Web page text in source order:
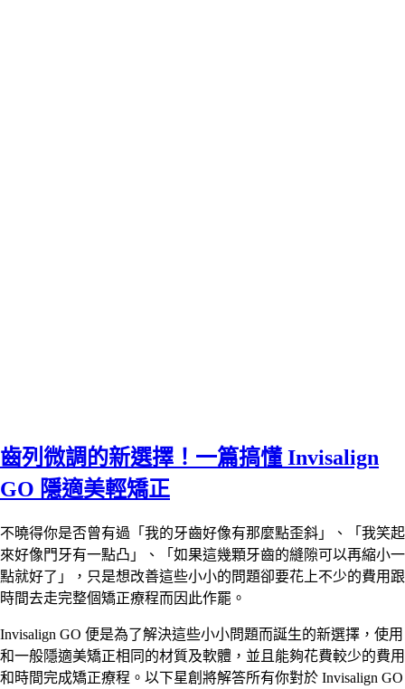
齒列微調的新選擇！一篇搞懂 Invisalign
GO 隱適美輕矯正
不曉得你是否曾有過「我的牙齒好像有那麼點歪斜」、「我笑起
來好像門牙有一點凸」、「如果這幾顆牙齒的縫隙可以再縮小一
點就好了」，只是想改善這些小小的問題卻要花上不少的費用跟
時間去走完整個矯正療程而因此作罷。
Invisalign GO 便是為了解決這些小小問題而誕生的新選擇，使用
和一般隱適美矯正相同的材質及軟體，並且能夠花費較少的費用
和時間完成矯正療程。以下星創將解答所有你對於 Invisalign GO